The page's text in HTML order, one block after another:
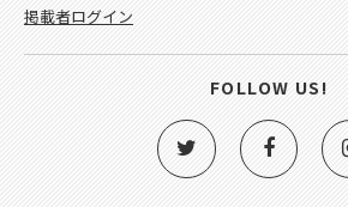
掲載者ログイン
FOLLOW US!